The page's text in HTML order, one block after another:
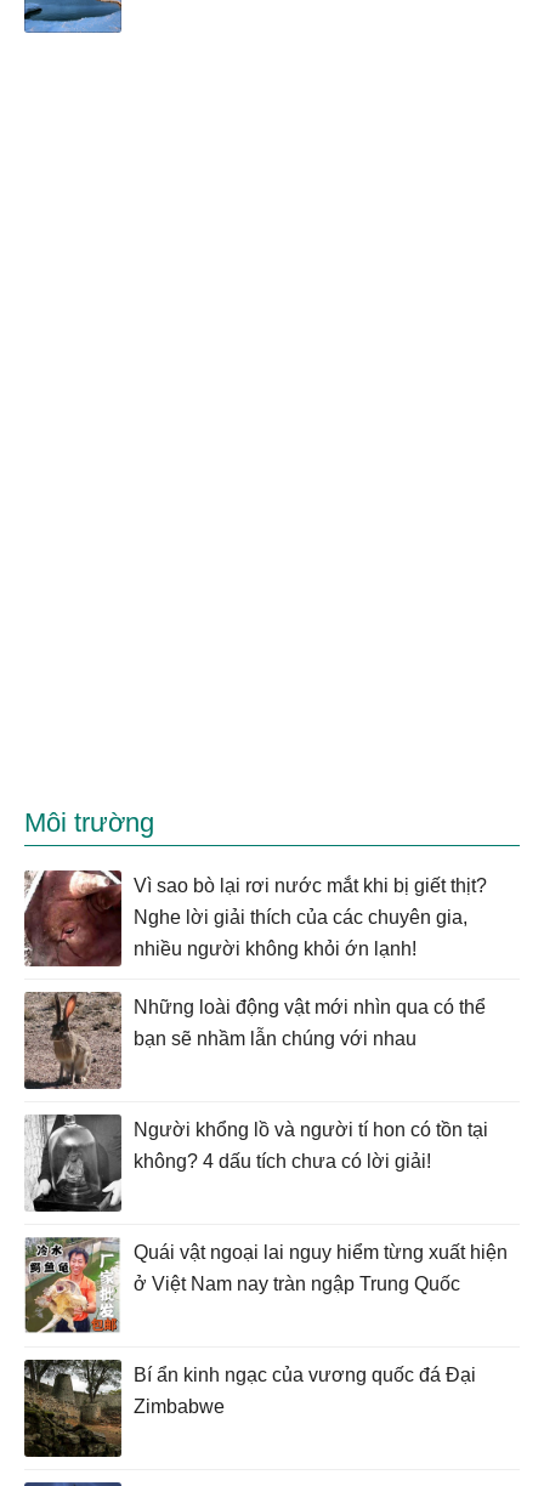
Môi trường
Vì sao bò lại rơi nước mắt khi bị giết thịt?
Nghe lời giải thích của các chuyên gia,
nhiều người không khỏi ớn lạnh!
Những loài động vật mới nhìn qua có thể
bạn sẽ nhầm lẫn chúng với nhau
Người khổng lồ và người tí hon có tồn tại
không? 4 dấu tích chưa có lời giải!
Quái vật ngoại lai nguy hiểm từng xuất hiện
ở Việt Nam nay tràn ngập Trung Quốc
Bí ẩn kinh ngạc của vương quốc đá Đại
Zimbabwe